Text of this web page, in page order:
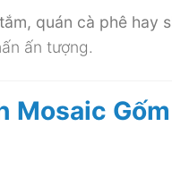
quán cà phê hay
ấn tượng.
Mosaic